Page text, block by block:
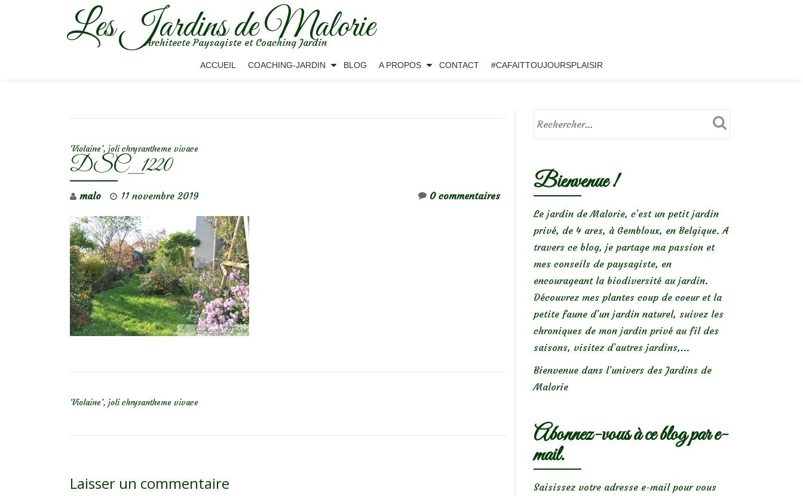
Les Jardins de Malorie
Architecte Paysagiste et Coaching Jardin
ACCUEIL COACHING-JARDIN BLOG A PROPOS CONTACT #CAFAITTOUJOURSPLAISIR
‘Violaine’, joli chrysantheme vivace
DSC_1220
malo 11 novembre 2019 0 commentaires
‘Violaine’, joli chrysantheme vivace
Laisser un commentaire
Bienvenue !
Le jardin de Malorie, c'est un petit jardin
privé, de 4 ares, à Gembloux, en Belgique. A
travers ce blog, je partage ma passion et
mes conseils de paysagiste, en
encourageant la biodiversité au jardin.
Découvrez mes plantes coup de coeur et la
petite faune d’un jardin naturel, suivez les
chroniques de mon jardin privé au fil des
saisons, visitez d’autres jardins,...
Bienvenue dans l’univers des Jardins de
Malorie
Abonnez-vous à ce blog par e-
mail.
Saisissez votre adresse e-mail pour vous